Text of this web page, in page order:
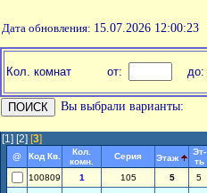
Дата обновления: 15.07.2026 12:00:23
Кол. комнат от: до:
Вы выбрали варианты:
[1] [2] [3]
@ Код Кв.
Кол.
комн.
Серия Этаж
Эт-
ть
100809
1 105 5 5